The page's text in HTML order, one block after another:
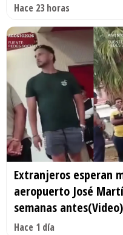
Hace 23 horas
Extranjeros esperan
aeropuerto José
semanas antes(Video)
Hace 1 día